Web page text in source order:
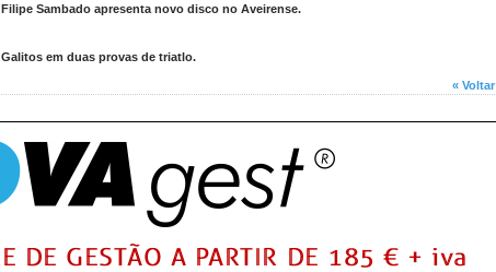
Filipe Sambado apresenta novo disco no Aveirense.
Galitos em duas provas de triatlo.
« Voltar